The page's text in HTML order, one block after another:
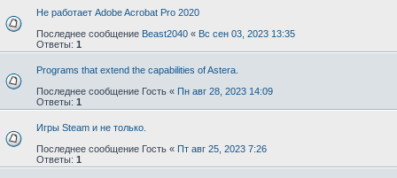
Не работает Adobe Acrobat Pro 2020
Последнее сообщение Beast2040 « Вс сен 03, 2023 13:35
Ответы: 1
Programs that extend the capabilities of Astera.
Последнее сообщение Гость « Пн авг 28, 2023 14:09
Ответы: 1
Игры Steam и не только.
Последнее сообщение Гость « Пт авг 25, 2023 7:26
Ответы: 1